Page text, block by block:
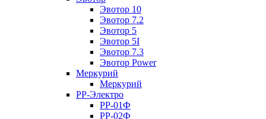
Эвотор 10
Эвотор 7.2
Эвотор 5
Эвотор 5I
Эвотор 7.3
Эвотор Power
Меркурий
Меркурий
РР-Электро
РР-01Ф
РР-02Ф